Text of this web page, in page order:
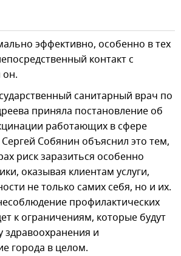
эффективно, особенно в тех
контакт с
он.
санитарный врач по
приняла постановление об
работающих в сфере
Собянин объяснил это тем,
риск заразиться особенно
оказывая клиентам услуги,
не только самих себя, но и их.
профилактических
к ограничениям, которые будут
здравоохранения и
города в целом.